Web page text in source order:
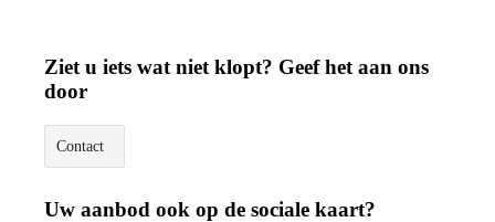
Ziet u iets wat niet klopt? Geef het aan ons
door
Contact
Uw aanbod ook op de sociale kaart?